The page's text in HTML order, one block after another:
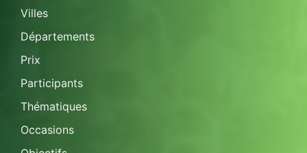
Villes
Départements
Prix
Participants
Thématiques
Occasions